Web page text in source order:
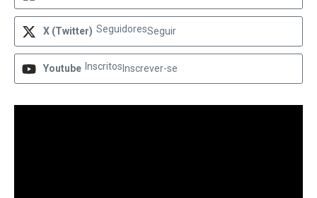
X (Twitter) SeguidoresSeguir
Youtube Inscritos Inscrever-se